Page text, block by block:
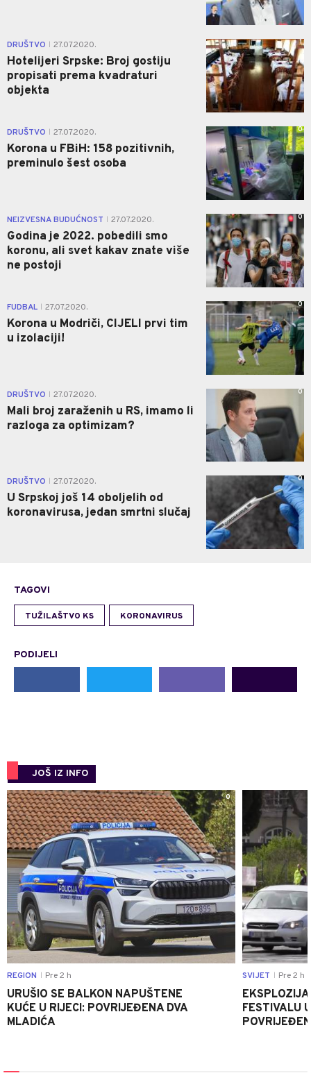
DRUŠTVO 27.07.2020.
Hotelijeri Srpske: Broj gostiju
propisati prema kvadraturi
objekta
1
DRUŠTVO 27.07.2020.
Korona u FBiH: 158 pozitivnih,
preminulo šest osoba
0
NEIZVESNA BUDUĆNOST 27.07.2020.
Godina je 2022. pobedili smo
koronu, ali svet kakav znate više
ne postoji
0
FUDBAL 27.07.2020.
Korona u Modriči, CIJELI prvi tim
u izolaciji!
0
DRUŠTVO 27.07.2020.
Mali broj zaraženih u RS, imamo li
razloga za optimizam?
0
DRUŠTVO 27.07.2020.
U Srpskoj još 14 oboljelih od
koronavirusa, jedan smrtni slučaj
0
TAGOVI
TUŽILAŠTVO KS KORONAVIRUS
PODIJELI
JOŠ IZ INFO
0
REGION Pre 2 h
URUŠIO SE BALKON NAPUŠTENE
KUĆE U RIJECI: POVRIJEĐENA DVA
MLADIĆA
SVIJET Pre 2 h
FESTIVALU